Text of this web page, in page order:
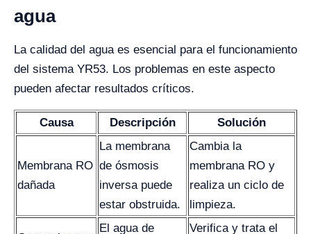
agua
La calidad del agua es esencial para el funcionamiento
del sistema YR53. Los problemas en este aspecto
pueden afectar resultados críticos.
Causa Descripción Solución
Membrana RO
dañada
La membrana
de ósmosis
inversa puede
estar obstruida.
Cambia la
membrana RO y
realiza un ciclo de
limpieza.
El agua de
Verifica y trata el